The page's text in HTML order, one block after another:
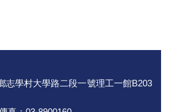
志學村大學路二段一號理工一館B203